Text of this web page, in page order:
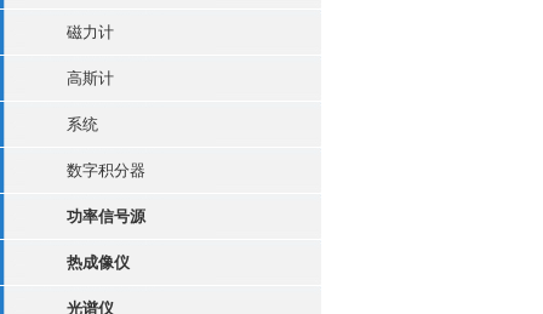
磁力计
高斯计
系统
数字积分器
功率信号源
热成像仪
光谱仪